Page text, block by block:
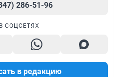
286-51-96
СОЦСЕТЯХ
в редакцию